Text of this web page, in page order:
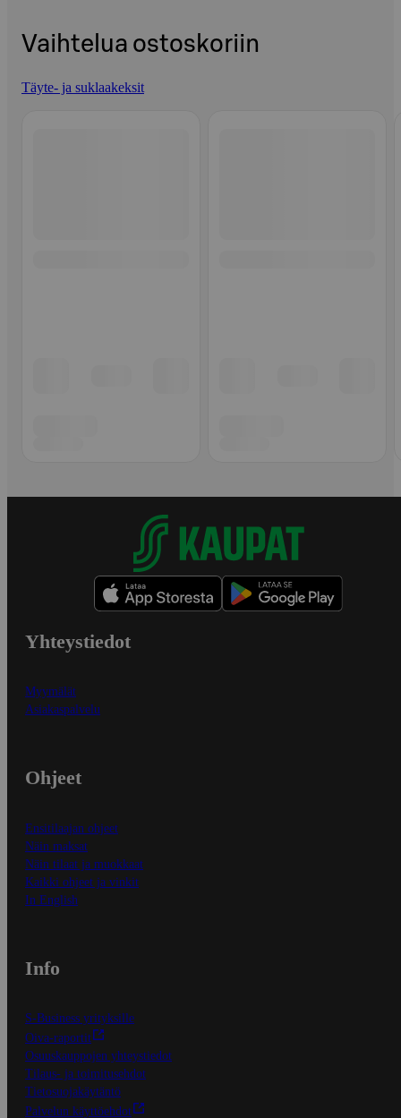
Vaihtelua ostoskoriin
Täyte- ja suklaakeksit
Yhteystiedot
Myymälät
Asiakaspalvelu
Ohjeet
Ensitilaajan ohjeet
Näin maksat
Näin tilaat ja muokkaat
Kaikki ohjeet ja vinkit
In English
Info
S-Business yrityksille
Oiva-raportit
Osuuskauppojen yhteystiedot
Tilaus- ja toimitusehdot
Tietosuojakäytäntö
Palvelun käyttöehdot